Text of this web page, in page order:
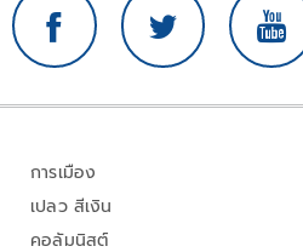
การเมือง
เปลว สีเงิน
คอลัมนิสต์